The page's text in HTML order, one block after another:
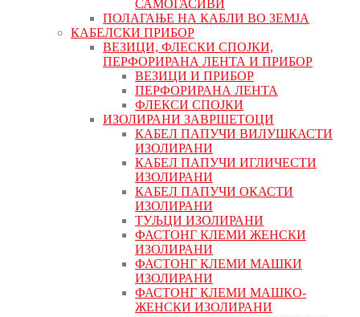
САМОГАСИВИ
ПОЛАГАЊЕ НА КАБЛИ ВО ЗЕМЈА
КАБЕЛСКИ ПРИБОР
ВЕЗИЦИ, ФЛЕСКИ СПОЈКИ,
ПЕРФОРИРАНА ЛЕНТА И ПРИБОР
ВЕЗИЦИ И ПРИБОР
ПЕРФОРИРАНА ЛЕНТА
ФЛЕКСИ СПОЈКИ
ИЗОЛИРАНИ ЗАВРШЕТОЦИ
КАБЕЛ ПАПУЧИ ВИЛУШКАСТИ
ИЗОЛИРАНИ
КАБЕЛ ПАПУЧИ ИГЛИЧЕСТИ
ИЗОЛИРАНИ
КАБЕЛ ПАПУЧИ ОКАСТИ
ИЗОЛИРАНИ
ТУЉЦИ ИЗОЛИРАНИ
ФАСТОНГ КЛЕМИ ЖЕНСКИ
ИЗОЛИРАНИ
ФАСТОНГ КЛЕМИ МАШКИ
ИЗОЛИРАНИ
ФАСТОНГ КЛЕМИ МАШКO-
ЖЕНСКИ ИЗОЛИРАНИ